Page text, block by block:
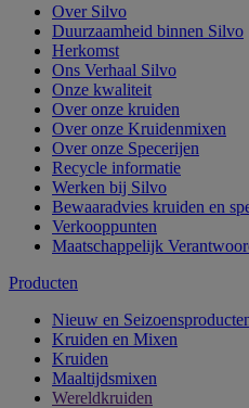
Over Silvo
Duurzaamheid binnen Silvo
Herkomst
Ons Verhaal Silvo
Onze kwaliteit
Over onze kruiden
Over onze Kruidenmixen
Over onze Specerijen
Recycle informatie
Werken bij Silvo
Bewaaradvies kruiden en
Verkooppunten
Maatschappelijk
Producten
Nieuw en
Kruiden en Mixen
Kruiden
Maaltijdsmixen
Wereldkruiden